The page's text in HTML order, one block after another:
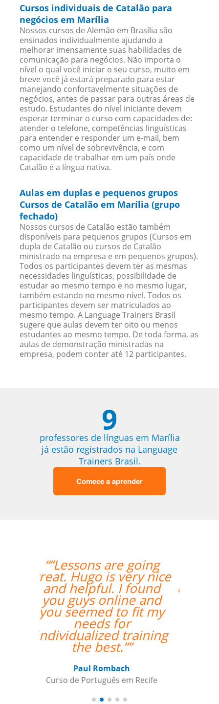
Cursos individuais de Catalão para
negócios em Marília
Nossos cursos de Alemão em Brasília são
ensinados individualmente ajudando a
melhorar imensamente suas habilidades de
comunicação para negócios. Não importa o
nível o qual você iniciar o seu curso, muito em
breve você já estará preparado para estar
manejando confortavelmente situações de
negócios, antes de passar para outras áreas de
estudo. Estudantes do nível iniciante devem
esperar terminar o curso com capacidades de:
atender o telefone, competências linguísticas
para entender e responder um e-mail, bem
como um nível de sobrevivência, e com
capacidade de trabalhar em um país onde
Catalão é a língua nativa.
Aulas em duplas e pequenos grupos
Cursos de Catalão em Marília (grupo
fechado)
Nossos cursos de Catalão estão também
disponíveis para pequenos grupos (Cursos em
dupla de Catalão ou cursos de Catalão
ministrado na empresa e em pequenos grupos).
Todos os participantes devem ter as mesmas
necessidades linguísticas, possibilidade de
estudar ao mesmo tempo e no mesmo lugar,
também estando no mesmo nível. Todos os
participantes devem ser matriculados ao
mesmo tempo. A Language Trainers Brasil
sugere que aulas devem ter oito ou menos
estudantes ao mesmo tempo. De toda forma, as
aulas de demonstração ministradas na
empresa, podem conter até 12 participantes.
9
professores de línguas em Marília
já estão registrados na Language
Trainers Brasil.
Comece a aprender
“”I was really happy
with the overall
experience. Aline was
an amazing teacher
and I made so much
progress with her.
Thank you so much!””
Curso de Português em Cuiabá